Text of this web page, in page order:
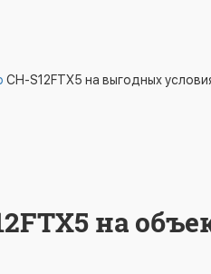
CH-S12FTX5 на выгодных
на